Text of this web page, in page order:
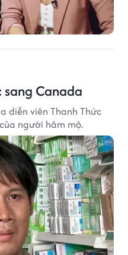
sang Canada
diễn viên Thanh Thức
người hâm mộ.